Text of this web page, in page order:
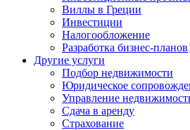
Виллы в Греции
Инвестиции
Налогообложение
Разработка бизнес-планов
Другие услуги
Подбор недвижимости
Юридическое
Управление
Сдача в аренду
Страхование